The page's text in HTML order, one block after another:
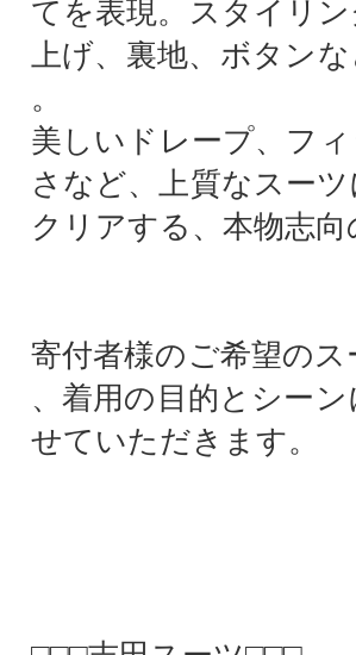
てを表現。スタイリ
上げ、裏地、ボタン
。
美しいドレープ、フ
さなど、上質なスー
クリアする、本物志
寄付者様のご希望の
、着用の目的とシー
せていただきます。